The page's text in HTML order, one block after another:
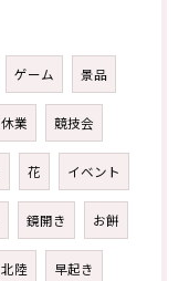
ゲーム 景品
休業 競技会
花 イベント
鏡開き お餅
北陸 早起き